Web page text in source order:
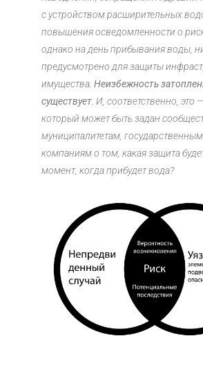
с устройством расширительных
повышения осведомленности о
однако на день прибывания воды,
предусмотрено для защиты
имущества. Неизбежность
существует . И, соответственно, это
который может быть задан
муниципалитетам,
компаниям о том, какая защита
момент, когда прибудет вода?